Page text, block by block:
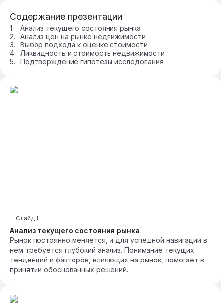
Содержание презентации
Анализ текущего состояния рынка
Анализ цен на рынке недвижимости
Выбор подхода к оценке стоимости
Ликвидность и стоимость недвижимости
Подтверждение гипотезы исследования
Анализ текущего состояния рынка
Слайд 1
Рынок постоянно меняется, и для успешной навигации в
нем требуется глубокий анализ. Понимание текущих
тенденций и факторов, влияющих на рынок, помогает в
принятии обоснованных решений.